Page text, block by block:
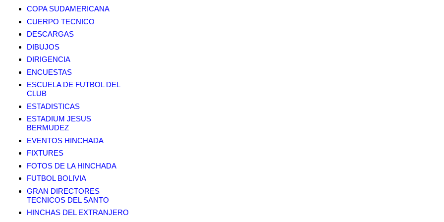
COPA SUDAMERICANA
CUERPO TECNICO
DESCARGAS
DIBUJOS
DIRIGENCIA
ENCUESTAS
ESCUELA DE FUTBOL DEL
CLUB
ESTADISTICAS
ESTADIUM JESUS
BERMUDEZ
EVENTOS HINCHADA
FIXTURES
FOTOS DE LA HINCHADA
FUTBOL BOLIVIA
GRAN DIRECTORES
TECNICOS DEL SANTO
HINCHAS DEL EXTRANJERO